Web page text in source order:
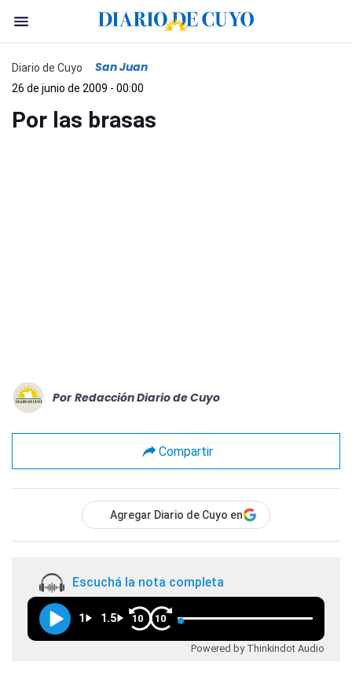
Diario de Cuyo San Juan
26 de junio de 2009 - 00:00
Por las brasas
Por Redacción Diario de Cuyo
Compartir
Agregar Diario de Cuyo en
Escuchá la nota completa
1 1.5 10 10
Powered by Thinkindot Audio